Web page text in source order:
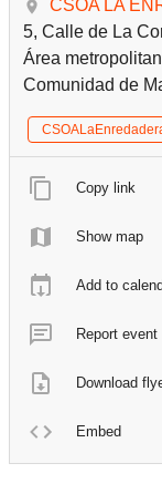
CSOA LA
5, Calle de La
Área
Comunidad de
Copy link
Show map
Add to
Report event
Download
Embed